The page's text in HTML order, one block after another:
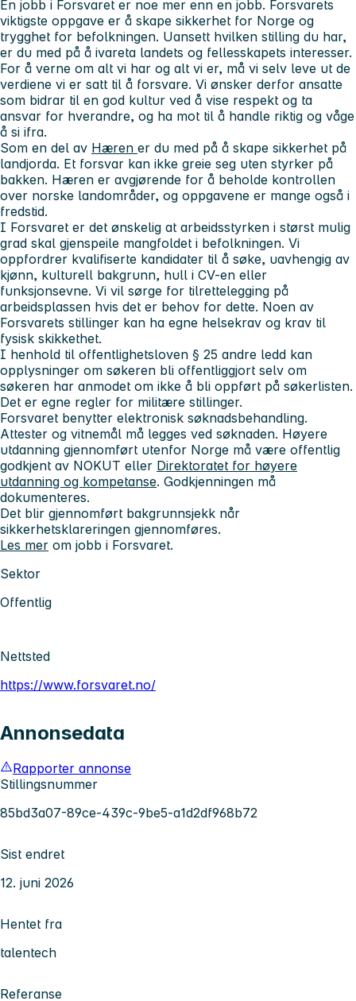
En jobb i Forsvaret er noe mer enn en jobb. Forsvarets
viktigste oppgave er å skape sikkerhet for Norge og
trygghet for befolkningen. Uansett hvilken stilling du har,
er du med på å ivareta landets og fellesskapets interesser.
For å verne om alt vi har og alt vi er, må vi selv leve ut de
verdiene vi er satt til å forsvare. Vi ønsker derfor ansatte
som bidrar til en god kultur ved å vise respekt og ta
ansvar for hverandre, og ha mot til å handle riktig og våge
å si ifra.
Som en del av Hæren er du med på å skape sikkerhet på
landjorda. Et forsvar kan ikke greie seg uten styrker på
bakken. Hæren er avgjørende for å beholde kontrollen
over norske landområder, og oppgavene er mange også i
fredstid.
I Forsvaret er det ønskelig at arbeidsstyrken i størst mulig
grad skal gjenspeile mangfoldet i befolkningen. Vi
oppfordrer kvalifiserte kandidater til å søke, uavhengig av
kjønn, kulturell bakgrunn, hull i CV-en eller
funksjonsevne. Vi vil sørge for tilrettelegging på
arbeidsplassen hvis det er behov for dette. Noen av
Forsvarets stillinger kan ha egne helsekrav og krav til
fysisk skikkethet.
I henhold til offentlighetsloven § 25 andre ledd kan
opplysninger om søkeren bli offentliggjort selv om
søkeren har anmodet om ikke å bli oppført på søkerlisten.
Det er egne regler for militære stillinger.
Forsvaret benytter elektronisk søknadsbehandling.
Attester og vitnemål må legges ved søknaden. Høyere
utdanning gjennomført utenfor Norge må være offentlig
godkjent av NOKUT eller Direktoratet for høyere
utdanning og kompetanse. Godkjenningen må
dokumenteres.
Det blir gjennomført bakgrunnsjekk når
sikkerhetsklareringen gjennomføres.
Les mer om jobb i Forsvaret.
Sektor
Offentlig
Nettsted
https://www.forsvaret.no/
Annonsedata
Rapporter annonse
Stillingsnummer
85bd3a07-89ce-439c-9be5-a1d2df968b72
Sist endret
12. juni 2026
Hentet fra
talentech
Referanse